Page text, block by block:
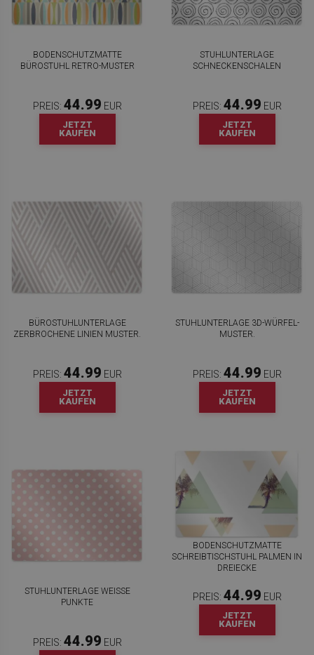
BODENSCHUTZMATTE
BÜROSTUHL RETRO-MUSTER
PREIS: 44.99 EUR
JETZT
KAUFEN
STUHLUNTERLAGE
SCHNECKENSCHALEN
PREIS: 44.99 EUR
JETZT
KAUFEN
BÜROSTUHLUNTERLAGE
ZERBROCHENE LINIEN MUSTER.
PREIS: 44.99 EUR
JETZT
KAUFEN
STUHLUNTERLAGE 3D-WÜRFEL-
MUSTER.
PREIS: 44.99 EUR
JETZT
KAUFEN
STUHLUNTERLAGE WEISSE P
UNKTE
PREIS: 44.99 EUR
BODENSCHUTZMATTE
SCHREIBTISCHSTUHL PALMEN IN
DREIECKE
PREIS: 44.99 EUR
JETZT
KAUFEN